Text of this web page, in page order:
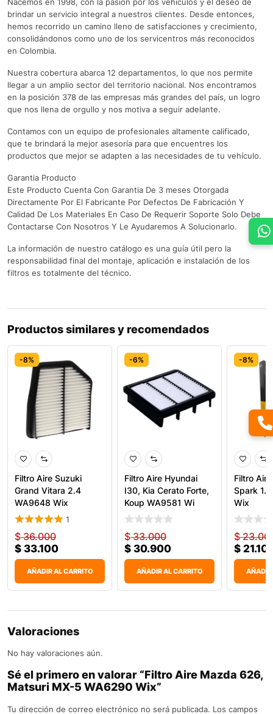
Nacemos en 1998, con la pasión por los vehículos y el deseo de
brindar un servicio integral a nuestros clientes. Desde entonces,
hemos recorrido un camino lleno de satisfacciones y crecimiento,
consolidándonos como uno de los servicentros más reconocidos
en Colombia.
Nuestra cobertura abarca 12 departamentos, lo que nos permite
llegar a un amplio sector del territorio nacional. Nos encontramos
en la posición 378 de las empresas más grandes del país, un logro
que nos llena de orgullo y nos motiva a seguir adelante.
Contamos con un equipo de profesionales altamente calificado,
que te brindará la mejor asesoría para que encuentres los
productos que mejor se adapten a las necesidades de tu vehículo.
Garantia Producto
Este Producto Cuenta Con Garantia De 3 meses Otorgada
Directamente Por El Fabricante Por Defectos De Fabricación Y
Calidad De Los Materiales En Caso De Requerir Soporte Solo Debe
Contactarse Con Nosotros Y Le Ayudaremos A Solucionarlo.
La información de nuestro catálogo es una guía útil pero la
responsabilidad final del montaje, aplicación e instalación de los
filtros es totalmente del técnico.
Productos similares y recomendados
-8%
Filtro Aire Suzuki
Grand Vitara 2.4
WA9648 Wix
1
$36.000
$ 33.100
AÑADIR AL CARRITO
-6%
Filtro Aire Hyundai
I30, Kia Cerato Forte,
Koup WA9581 Wi
$33.000
$ 30.900
AÑADIR AL CARRITO
-8%
Filtro
Spark
Wix
$
$
AÑADIR
Valoraciones
No hay valoraciones aún.
Sé el primero en valorar “Filtro Aire Mazda 626,
Matsuri MX-5 WA6290 Wix”
Tu dirección de correo electrónico no será publicada. Los campos